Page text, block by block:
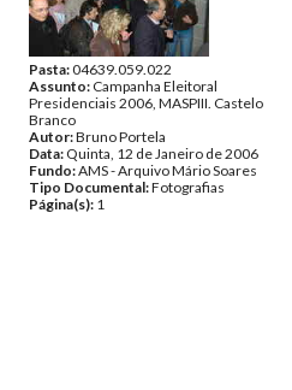
Pasta:04639.059.022
Assunto: Campanha Eleitoral
Presidenciais 2006, MASPIII. Castelo
Branco
Autor:Bruno Portela
Data: Quinta, 12 de Janeiro de 2006
Fundo:AMS - Arquivo Mário Soares
Tipo Documental:Fotografias
Página(s): 1